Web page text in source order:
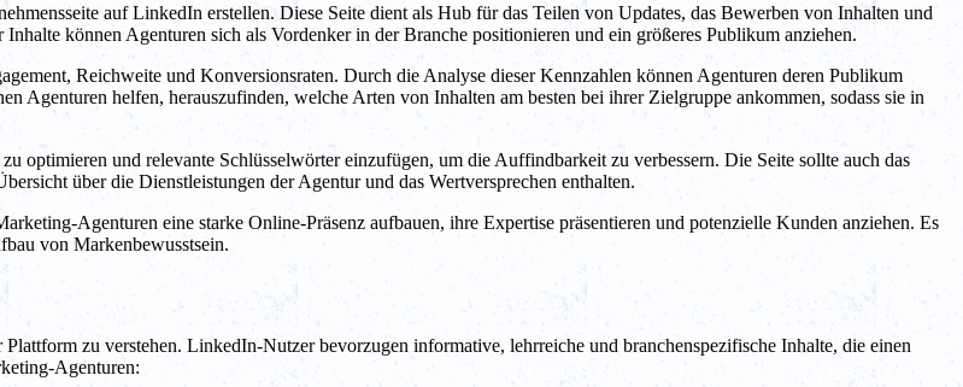
auf LinkedIn erstellen. Diese Seite dient als Hub für das Teilen von Updates, das Bewerben von Inhalten und
können Agenturen sich als Vordenker in der Branche positionieren und ein größeres Publikum anziehen.
Reichweite und Konversionsraten. Durch die Analyse dieser Kennzahlen können Agenturen deren Publikum
Agenturen helfen, herauszufinden, welche Arten von Inhalten am besten bei ihrer Zielgruppe ankommen, sodass sie in
optimieren und relevante Schlüsselwörter einzufügen, um die Auffindbarkeit zu verbessern. Die Seite sollte auch das
über die Dienstleistungen der Agentur und das Wertversprechen enthalten.
Agenturen eine starke Online-Präsenz aufbauen, ihre Expertise präsentieren und potenzielle Kunden anziehen. Es
von Markenbewusstsein.
zu verstehen. LinkedIn-Nutzer bevorzugen informative, lehrreiche und branchenspezifische Inhalte, die einen
Agenturen: